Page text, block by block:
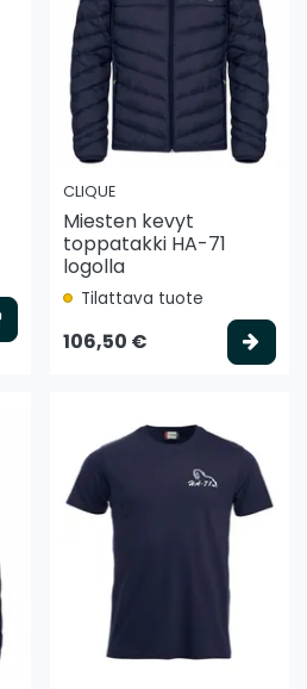
Lisää koriin
CLIQUE
Miesten kevyt
toppatakki HA-71
logolla
Tilattava tuote
106,50 €